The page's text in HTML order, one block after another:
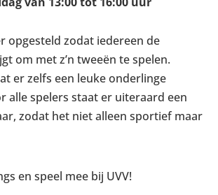
opgesteld zodat iedereen de
om met z’n tweeën te spelen.
er zelfs een leuke onderlinge
alle spelers staat er uiteraard een
zodat het niet alleen sportief maar
en speel mee bij UVV!